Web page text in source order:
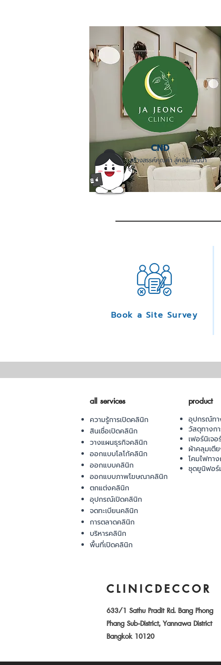
CND
สร้างสรรค์คุณค่า สู่คลินิกชั้นนำ
Book a Site Survey
all services
ความรู้การเปิดคลินิก
สินเชื่อเปิดคลินิก
วางแผนธุรกิจคลินิก
ออกแบบโลโก้คลินิก
ออกแบบคลินิก
ออกแบบภาพโฆษณาคลินิก
ตกแต่งคลินิก
อุปกรณ์เปิดคลินิก
จดทะเบียนคลินิก
การตลาดคลินิก
บริหารคลินิก
พื้นที่เปิดคลินิก
product
อุปกรณ์ทา
วัสดุทางก
เฟอร์นิเจ
ผ้าคลุมเตี
โคมไฟทา
ชุดยูนิฟอร์
CLINICDECCOR
633/1 Sathu Pradit Rd. Bang Phong
Phang Sub-District, Yannawa District
Bangkok 10120